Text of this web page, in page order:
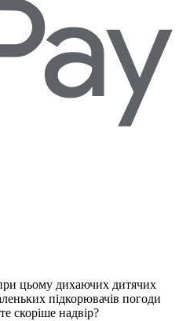
цьому дихаючих дитячих
підкорювачів погоди
скоріше надвір?